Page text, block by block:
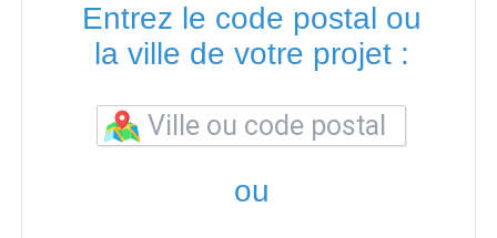
Entrez le code postal ou
la ville de votre projet :
ou